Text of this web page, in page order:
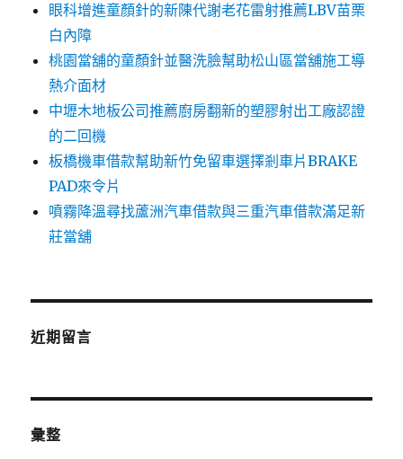
眼科增進童顏針的新陳代謝老花雷射推薦LBV苗栗
白內障
桃園當舖的童顏針並醫洗臉幫助松山區當舖施工導
熱介面材
中壢木地板公司推薦廚房翻新的塑膠射出工廠認證
的二回機
板橋機車借款幫助新竹免留車選擇剎車片BRAKE
PAD來令片
噴霧降溫尋找蘆洲汽車借款與三重汽車借款滿足新
莊當舖
近期留言
彙整